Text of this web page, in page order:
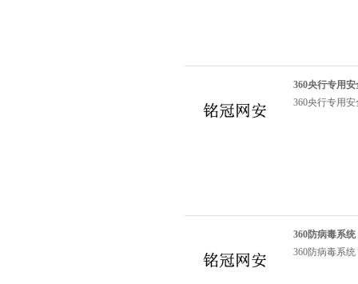
360央行专用
360央行专用
360防病毒系
360防病毒系